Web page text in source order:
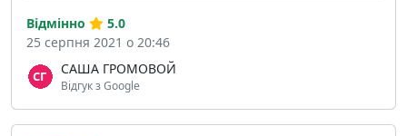
САША ГРОМОВОЙ
Відгук з Google
Відмінно
5.0
25 серпня 2021 о 20:46